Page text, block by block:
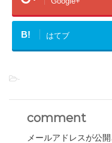
B! はてブ
-
comment
メールアドレスが公